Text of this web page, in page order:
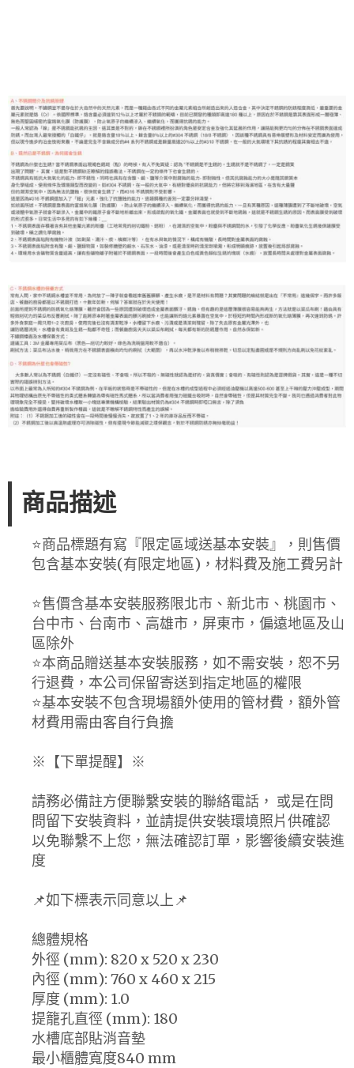
商品描述
⭐️商品標題有寫『限定區域送基本安裝』，則售價
包含基本安裝(有限定地區)，材料費及施工費另計
⭐️售價含基本安裝服務限北市、新北市、桃園市、
台中市、台南市、高雄市，屏東市，偏遠地區及山
區除外
⭐️本商品贈送基本安裝服務，如不需安裝，恕不另
行退費，本公司保留寄送到指定地區的權限
⭐️基本安裝不包含現場額外使用的管材費，額外管
材費用需由客自行負擔
※【下單提醒】※
請務必備註方便聯繫安裝的聯絡電話， 或是在問
問留下安裝資料，並請提供安裝環境照片供確認
以免聯繫不上您，無法確認訂單，影響後續安裝進
度
📌如下標表示同意以上📌
總體規格
外徑 (mm): 820 x 520 x 230
內徑 (mm): 760 x 460 x 215
厚度 (mm): 1.0
提籠孔直徑 (mm): 180
水槽底部貼消音墊
最小櫃體寬度840 mm